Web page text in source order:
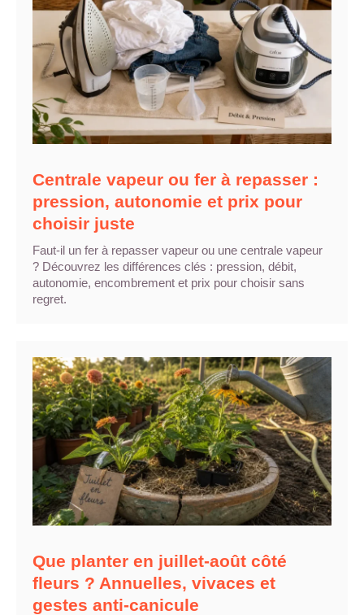
Centrale vapeur ou fer à repasser :
pression, autonomie et prix pour
choisir juste
Faut-il un fer à repasser vapeur ou une centrale vapeur
? Découvrez les différences clés : pression, débit,
autonomie, encombrement et prix pour choisir sans
regret.
Que planter en juillet-août côté
fleurs ? Annuelles, vivaces et
gestes anti-canicule